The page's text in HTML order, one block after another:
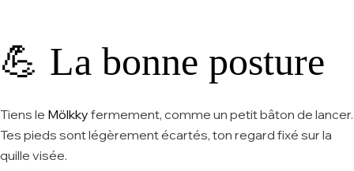
💪 La bonne posture
Tiens le Mölkky fermement, comme un petit bâton de lancer.
Tes pieds sont légèrement écartés, ton regard fixé sur la
quille visée.